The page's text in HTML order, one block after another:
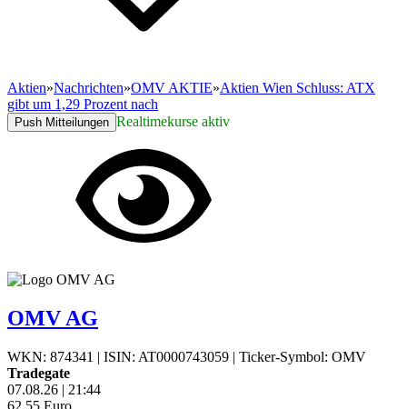
Aktien»Nachrichten»OMV AKTIE»Aktien Wien Schluss: ATX
gibt um 1,29 Prozent nach
Push Mitteilungen Realtimekurse aktiv
OMV AG
WKN: 874341 | ISIN: AT0000743059 | Ticker-Symbol: OMV
Tradegate
07.08.26 | 21:44
62,55 Euro